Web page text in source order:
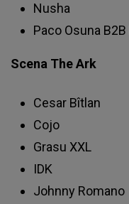
Nusha
Paco Osuna
Scena The Ark
Cesar Bîtlan
Cojo
Grasu XXL
IDK
Johnny Romano